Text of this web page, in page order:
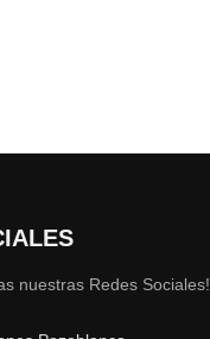
nuestras Redes Sociales!